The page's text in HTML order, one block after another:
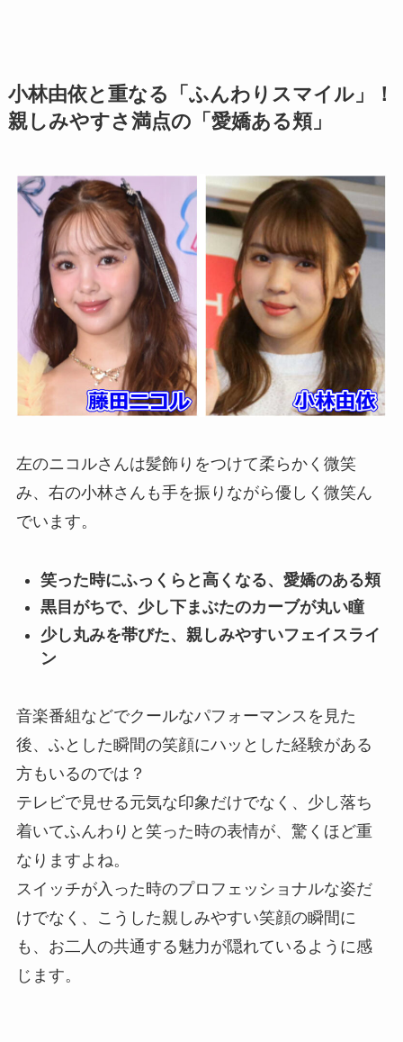
小林由依と重なる「ふんわりスマイル」！
親しみやすさ満点の「愛嬌ある頬」
左のニコルさんは髪飾りをつけて柔らかく微笑
み、右の小林さんも手を振りながら優しく微笑ん
でいます。
笑った時にふっくらと高くなる、愛嬌のある頬
黒目がちで、少し下まぶたのカーブが丸い瞳
少し丸みを帯びた、親しみやすいフェイスライ
ン
音楽番組などでクールなパフォーマンスを見た
後、ふとした瞬間の笑顔にハッとした経験がある
方もいるのでは？
テレビで見せる元気な印象だけでなく、少し落ち
着いてふんわりと笑った時の表情が、驚くほど重
なりますよね。
スイッチが入った時のプロフェッショナルな姿だ
けでなく、こうした親しみやすい笑顔の瞬間に
も、お二人の共通する魅力が隠れているように感
じます。